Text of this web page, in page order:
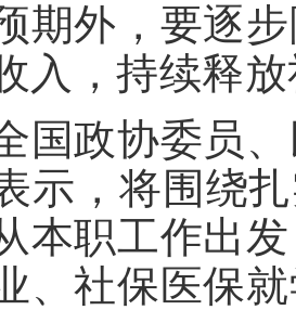
期外，要逐
入，持续释
政协委员、
示，将围绕
本职工作出
、社保医保